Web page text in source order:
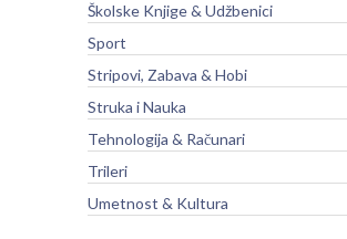
Školske Knjige & Udžbenici
Sport
Stripovi, Zabava & Hobi
Struka i Nauka
Tehnologija & Računari
Trileri
Umetnost & Kultura